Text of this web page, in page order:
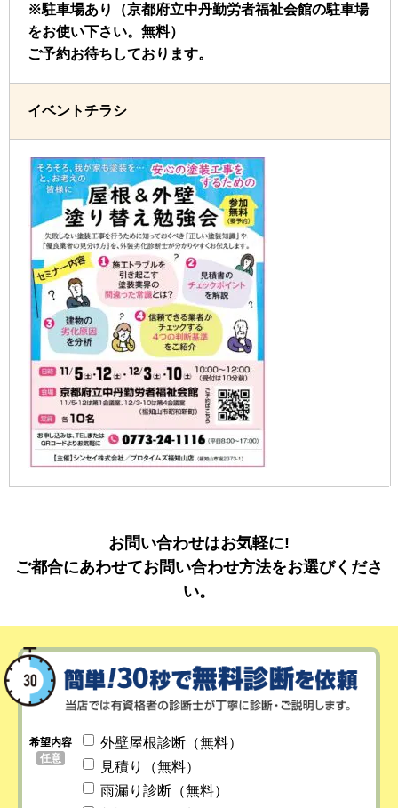
※駐車場あり（京都府立中丹勤労者福祉会館の駐車場
をお使い下さい。無料）
ご予約お待ちしております。
イベントチラシ
お問い合わせはお気軽に!
ご都合にあわせてお問い合わせ方法をお選びくださ
い。
希望内容
任意
外壁屋根診断（無料）
見積り（無料）
雨漏り診断（無料）